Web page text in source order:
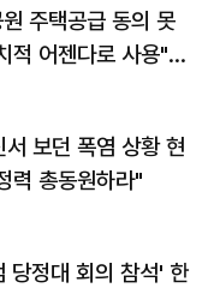
주택공급 동의 못
어젠다로 사용"
보던 폭염 상황 현
력 총동원하라"
당정대 회의 참석' 한